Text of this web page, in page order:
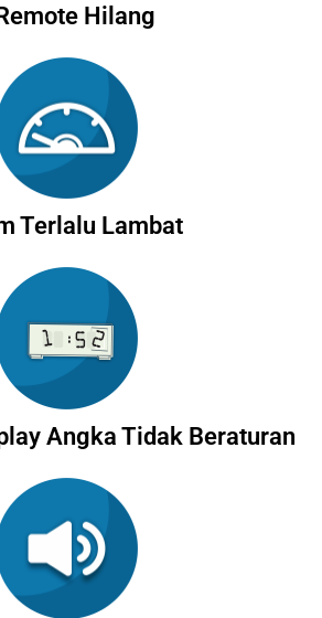
Hilang
Terlalu Lambat
Angka Tidak Beraturan